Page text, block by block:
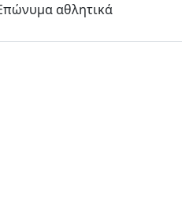
αθλητικά